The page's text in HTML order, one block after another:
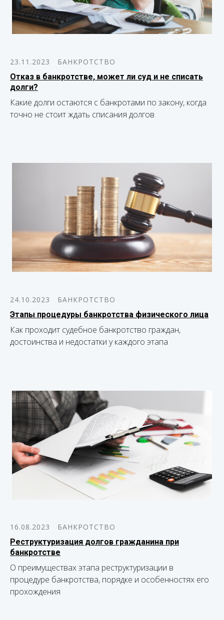
23.11.2023
БАНКРОТСТВО
Отказ в банкротстве, может ли суд и не списать
долги?
Какие долги остаются с банкротами по закону, когда
точно не стоит ждать списания долгов
24.10.2023
БАНКРОТСТВО
Этапы процедуры банкротства физического лица
Как проходит судебное банкротство граждан,
достоинства и недостатки у каждого этапа
16.08.2023
БАНКРОТСТВО
Реструктуризация долгов гражданина при
банкротстве
О преимуществах этапа реструктуризации в
процедуре банкротства, порядке и особенностях его
прохождения